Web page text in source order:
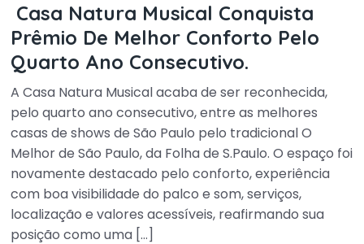
Casa Natura Musical Conquista
Prêmio De Melhor Conforto Pelo
Quarto Ano Consecutivo.
A Casa Natura Musical acaba de ser reconhecida,
pelo quarto ano consecutivo, entre as melhores
casas de shows de São Paulo pelo tradicional O
Melhor de São Paulo, da Folha de S.Paulo. O espaço foi
novamente destacado pelo conforto, experiência
com boa visibilidade do palco e som, serviços,
localização e valores acessíveis, reafirmando sua
posição como uma […]